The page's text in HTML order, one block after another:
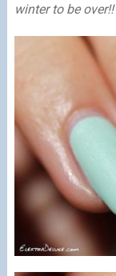
winter to be over!!